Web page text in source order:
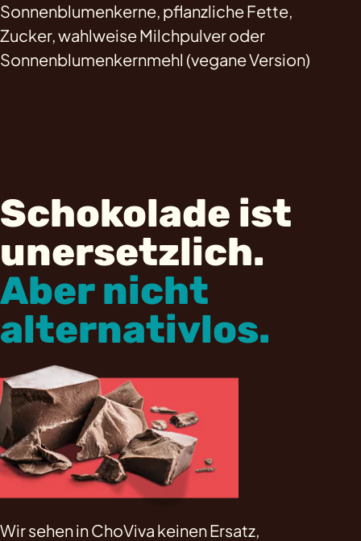
Sonnenblumenkerne, pflanzliche Fette,
Zucker, wahlweise Milchpulver oder
Sonnenblumenkernmehl (vegane Version)
Schokolade ist
unersetzlich.
Aber nicht
alternativlos.
Wir sehen in ChoViva keinen Ersatz,